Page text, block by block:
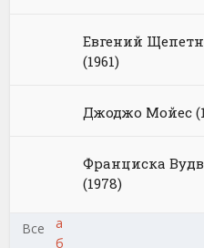
Евгений
(1961)
Джоджо Мойес
Франциска
(1978)
Все
а
б